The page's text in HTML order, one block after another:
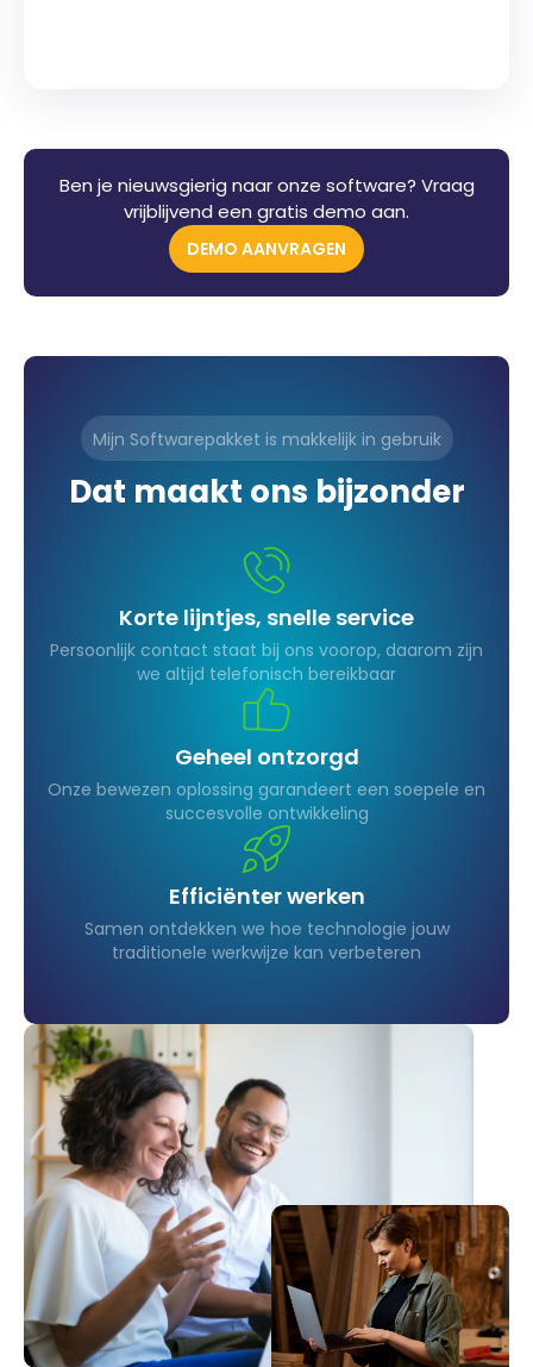
Ben je nieuwsgierig naar onze software? Vraag
vrijblijvend een gratis demo aan.
DEMO AANVRAGEN
Mijn Softwarepakket is makkelijk in gebruik
Dat maakt ons bijzonder
Korte lijntjes, snelle service
Persoonlijk contact staat bij ons voorop, daarom zijn
we altijd telefonisch bereikbaar
Geheel ontzorgd
Onze bewezen oplossing garandeert een soepele en
succesvolle ontwikkeling
Efficiënter werken
Samen ontdekken we hoe technologie jouw
traditionele werkwijze kan verbeteren